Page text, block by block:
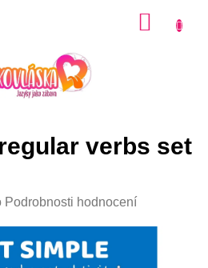
verbs set
Podrobnosti hodnocení